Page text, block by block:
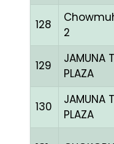
128
2
129
JAMUNA
PLAZA
130
JAMUNA
PLAZA